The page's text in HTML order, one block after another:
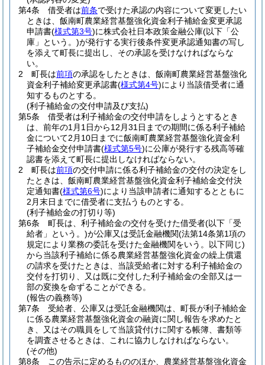
第4条
借受者は前条で受けた承認の内容について変更したい
ときは、飯南町農業経営基盤強化資金利子補給金変更承認
申請書(様式第3号)に株式会社日本政策金融公庫(以下「公
庫」という。)が発行する実行後条件変更承認通知書の写し
を添えて町長に提出し、その承認を受けなければならな
い。
2
町長は前項の承認をしたときは、飯南町農業経営基盤強化
資金利子補給変更承認書(様式第4号)により当該借受者に通
知するものとする。
(利子補給金の交付申請及び支払)
第5条
借受者は利子補給金の交付申請をしようとするとき
は、前年の1月1日から12月31日までの期間に係る利子補給
金について2月10日までに飯南町農業経営基盤強化資金利
子補給金交付申請書(様式第5号)に公庫が発行する残高等確
認書を添えて町長に提出しなければならない。
2
町長は前項の交付申請に係る利子補給金の交付の決定をし
たときは、飯南町農業経営基盤強化資金利子補給金交付決
定通知書(様式第6号)により当該申請者に通知するとともに
2月末日までに借受者に支払うものとする。
(利子補給金の打切り等)
第6条
町長は、利子補給金の交付を受けた借受者(以下「受
給者」という。)が公庫又は受託金融機関(法第14条第1項の
規定により業務の委託を受けた金融機関をいう。以下同じ)
から当該利子補給に係る農業経営基盤強化資金の繰上償還
の請求を受けたときは、当該受給者に対する利子補給金の
交付を打切り、又は既に交付した利子補給金の全部又は一
部の変換を命ずることができる。
(報告の義務等)
第7条
受給者、公庫又は受託金融機関は、町長が利子補給金
に係る農業経営基盤強化資金の融資に関し報告を求めたと
き、又はその職員をして当該貸付けに関する帳簿、書類等
を調査させるときは、これに協力しなければならない。
(その他)
第8条
この告示に定めるもののほか、農業経営基盤強化資金